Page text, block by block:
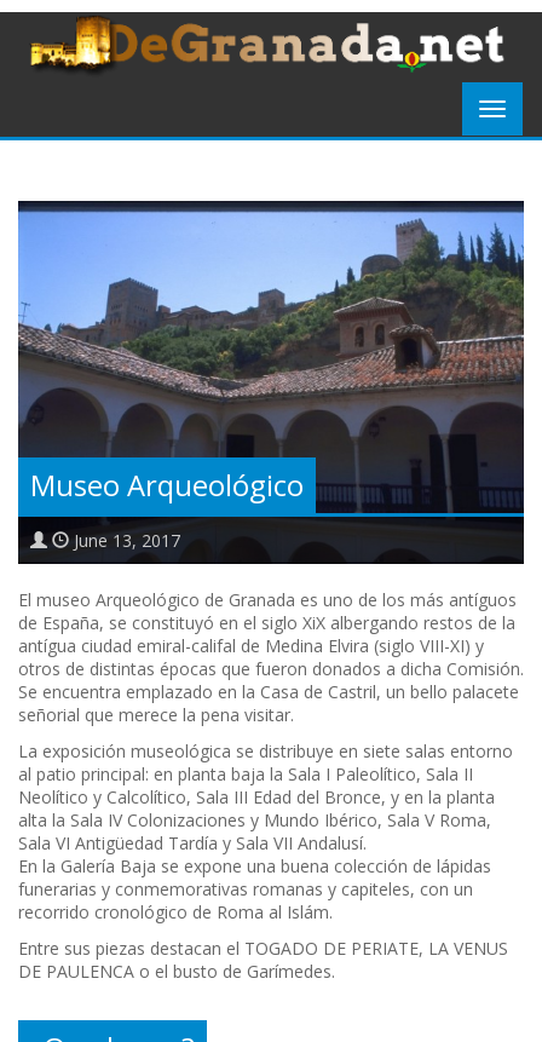
Museo Arqueológico
June 13, 2017
El museo Arqueológico de Granada es uno de los más antíguos
de España, se constituyó en el siglo XiX albergando restos de la
antígua ciudad emiral-califal de Medina Elvira (siglo VIII-XI) y
otros de distintas épocas que fueron donados a dicha Comisión.
Se encuentra emplazado en la Casa de Castril, un bello palacete
señorial que merece la pena visitar.
La exposición museológica se distribuye en siete salas entorno
al patio principal: en planta baja la Sala I Paleolítico, Sala II
Neolítico y Calcolítico, Sala III Edad del Bronce, y en la planta
alta la Sala IV Colonizaciones y Mundo Ibérico, Sala V Roma,
Sala VI Antigüedad Tardía y Sala VII Andalusí.
En la Galería Baja se expone una buena colección de lápidas
funerarias y conmemorativas romanas y capiteles, con un
recorrido cronológico de Roma al Islám.
Entre sus piezas destacan el TOGADO DE PERIATE, LA VENUS
DE PAULENCA o el busto de Garímedes.